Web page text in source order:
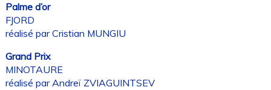
Palme d’or
FJORD
réalisé par Cristian MUNGIU
Grand Prix
MINOTAURE
réalisé par Andreï ZVIAGUINTSEV